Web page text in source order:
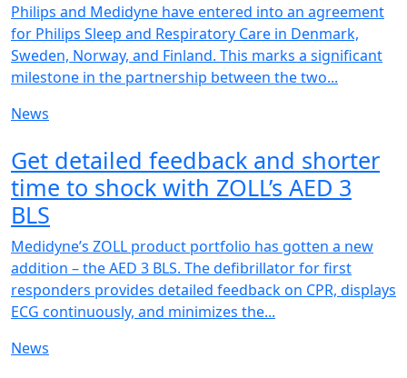
Philips and Medidyne have entered into an agreement
for Philips Sleep and Respiratory Care in Denmark,
Sweden, Norway, and Finland. This marks a significant
milestone in the partnership between the two...
News
Get detailed feedback and shorter
time to shock with ZOLL’s AED 3
BLS
Medidyne’s ZOLL product portfolio has gotten a new
addition – the AED 3 BLS. The defibrillator for first
responders provides detailed feedback on CPR, displays
ECG continuously, and minimizes the...
News